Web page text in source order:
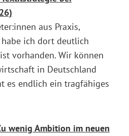
aus Praxis,
ich dort deutlich
vorhanden. Wir können
in Deutschland
es endlich ein tragfähiges
wenig Ambition im neuen